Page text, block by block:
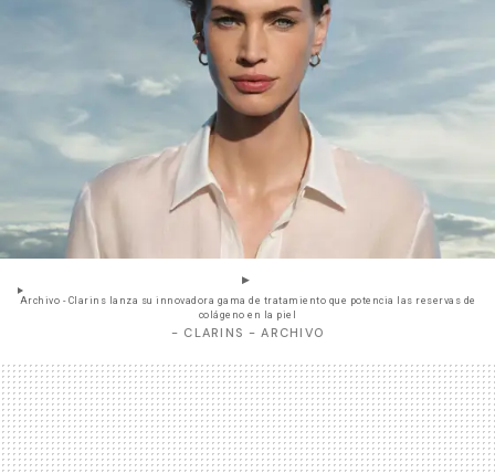
Archivo - Clarins lanza su innovadora gama de tratamiento que potencia las reservas de
colágeno en la piel
- CLARINS - ARCHIVO